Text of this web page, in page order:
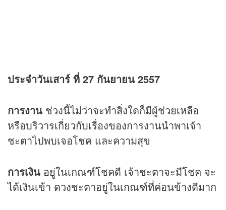
ประจำวันเสาร์ ที่ 27 กันยายน 2557
การงาน ช่วงนี้ไม่ว่าจะทำสิ่งใดก็มีผู้ช่วยเหลือ
หรือบริวารเกี่ยวกับเรื่องของการงานนำพาเจ้า
ชะตาไปพบเจอโชค และความสุข
การเงิน อยู่ในเกณฑ์โชคดี เจ้าชะตาจะมีโชค จะ
ได้เงินเข้า ดวงชะตาอยู่ในเกณฑ์ที่ค่อนข้างดีมาก